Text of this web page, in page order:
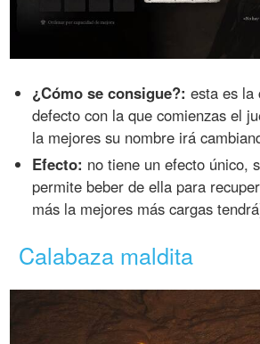
¿Cómo se consigue?: esta es la
defecto con la que comienzas el
la mejores su nombre irá
Efecto: no tiene un efecto único,
permite beber de ella para
más la mejores más cargas
Calabaza maldita